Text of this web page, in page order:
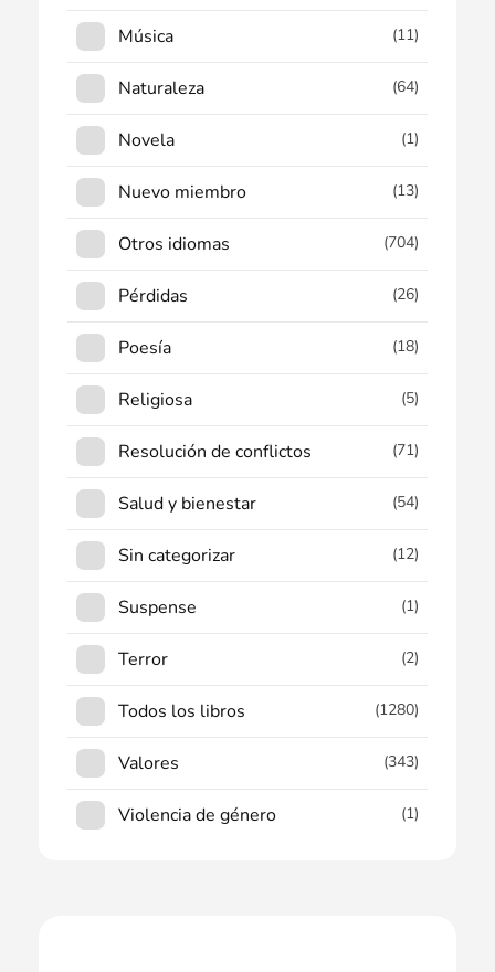
Música (11)
Naturaleza (64)
Novela (1)
Nuevo miembro (13)
Otros idiomas (704)
Pérdidas (26)
Poesía (18)
Religiosa (5)
Resolución de conflictos (71)
Salud y bienestar (54)
Sin categorizar (12)
Suspense (1)
Terror (2)
Todos los libros (1280)
Valores (343)
Violencia de género (1)